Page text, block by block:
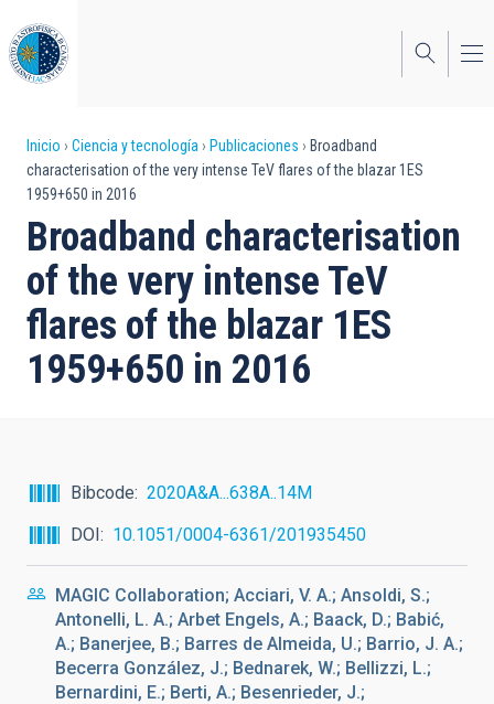
al
contenido
principal
Sobrescribir
enlaces
de
ayuda
a
la
navegación
Inicio Ciencia y tecnología Publicaciones
Broadband
characterisation of the very intense TeV flares of the blazar 1ES
1959+650 in 2016
Broadband characterisation
of the very intense TeV
flares of the blazar 1ES
1959+650 in 2016
Bibcode
2020A&A...638A..14M
DOI
10.1051/0004-6361/201935450
MAGIC Collaboration; Acciari, V. A.; Ansoldi, S.;
Antonelli, L. A.; Arbet Engels, A.; Baack, D.; Babić,
A.; Banerjee, B.; Barres de Almeida, U.; Barrio, J. A.;
Becerra González, J.; Bednarek, W.; Bellizzi, L.;
Bernardini, E.; Berti, A.; Besenrieder, J.;